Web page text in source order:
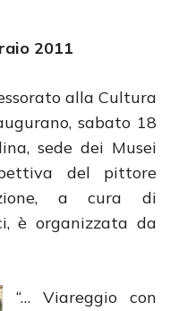
2011
alla Cultura
sabato 18
sede dei Musei
del pittore
a cura di
è organizzata da
“… Viareggio con